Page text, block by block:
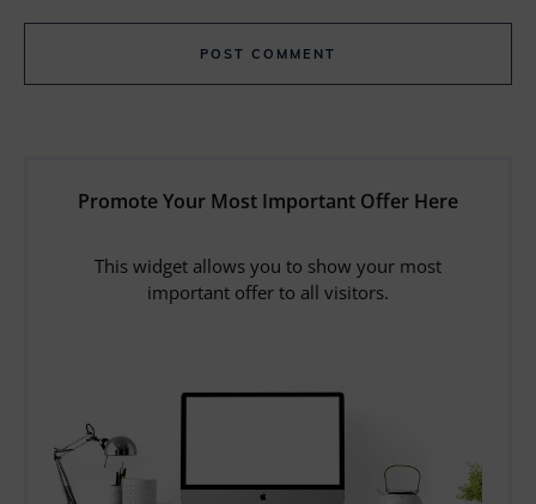
POST COMMENT
Promote Your Most Important Offer Here
This widget allows you to show your most
important offer to all visitors.